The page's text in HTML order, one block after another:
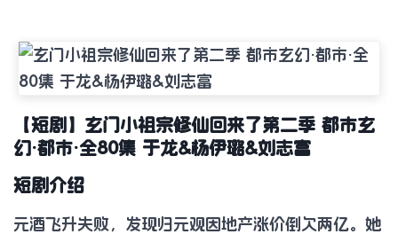
【短剧】玄门小祖宗修仙回来了第二季 都市玄
幻·都市·全80集 于龙&杨伊璐&刘志富
短剧介绍
元酒飞升失败，发现归元观因地产涨价倒欠两亿。她